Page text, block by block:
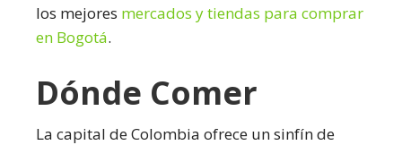
los mejores mercados y tiendas para comprar
en Bogotá.
Dónde Comer
La capital de Colombia ofrece un sinfín de